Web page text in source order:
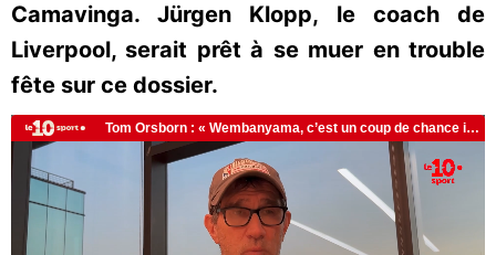
Camavinga. Jürgen Klopp, le coach de
Liverpool, serait prêt à se muer en trouble
fête sur ce dossier.